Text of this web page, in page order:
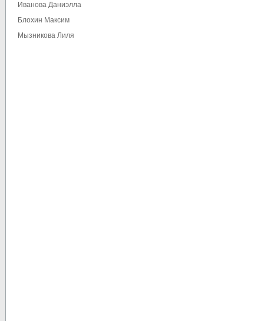
Иванова Даниэлла
Блохин Максим
Мызникова Лиля